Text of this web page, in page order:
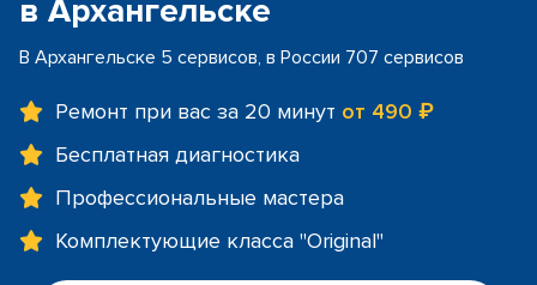
в Архангельске
В Архангельске 5 сервисов, в России 707 сервисов
Ремонт при вас за 20 минут от 490 ₽
Бесплатная диагностика
Профессиональные мастера
Комплектующие класса "Original"